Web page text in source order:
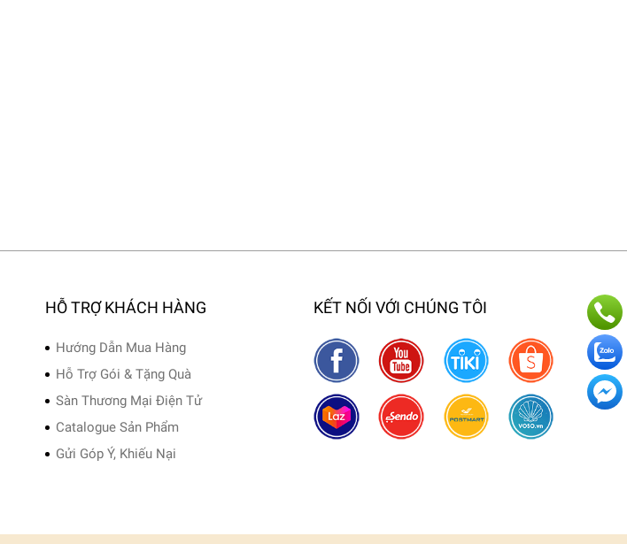
HỖ TRỢ KHÁCH HÀNG
Hướng Dẫn Mua Hàng
Hỗ Trợ Gói & Tặng Quà
Sàn Thương Mại Điện Tử
Catalogue Sản Phẩm
Gửi Góp Ý, Khiếu Nại
KẾT NỐI VỚI CHÚNG TÔI